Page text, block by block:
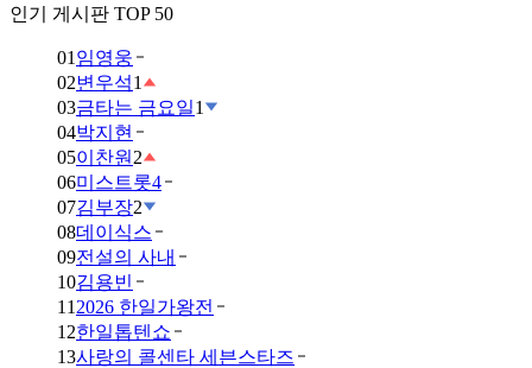
인기 게시판 TOP 50
01 임영웅
02변우석1
03금타는 금요일1
04박지현
05이찬원 2
06미스트롯4
07김부장2
08데이식스
09전설의 사내
10김용빈
11 2026 한일가왕전
12한일톱텐쇼
13사랑의 콜센타 세븐스타즈